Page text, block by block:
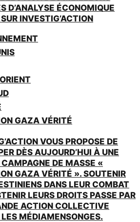
D’ANALYSE ÉCONOMIQUE
INVESTIG’ACTION
GAZA VÉRITÉ
VOUS PROPOSE DE
DÈS AUJOURD’HUI À UNE
DE MASSE «
GAZA VÉRITÉ ». SOUTENIR
DANS LEUR COMBAT
LEURS DROITS PASSE PAR
ACTION COLLECTIVE
MÉDIAMENSONGES.